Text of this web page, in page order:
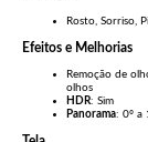
Rosto, Sorriso,
Efeitos e Melhorias
Remoção de
olhos
HDR: Sim
Panorama: 0º a